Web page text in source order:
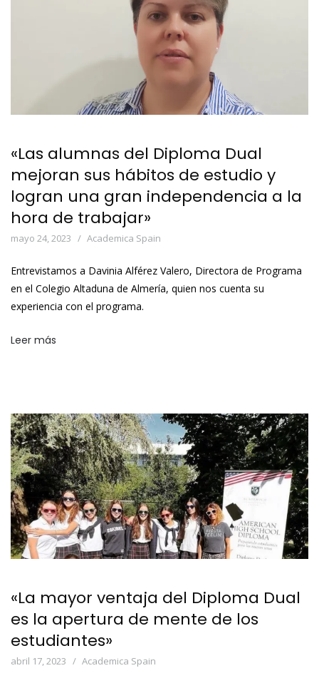
«Las alumnas del Diploma Dual
mejoran sus hábitos de estudio y
logran una gran independencia a la
hora de trabajar»
mayo 24, 2023 Academica Spain
Entrevistamos a Davinia Alférez Valero, Directora de Programa
en el Colegio Altaduna de Almería, quien nos cuenta su
experiencia con el programa.
Leer más
«La mayor ventaja del Diploma Dual
es la apertura de mente de los
estudiantes»
abril 17, 2023 Academica Spain